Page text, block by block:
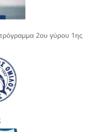
2ου γύρου 1ης